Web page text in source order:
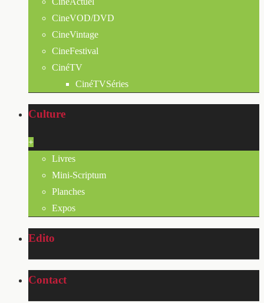
CineVOD/DVD
CineVintage
CineFestival
CinéTV
CinéTVSéries
Culture
+
Livres
Mini-Scriptum
Planches
Expos
Edito
Contact